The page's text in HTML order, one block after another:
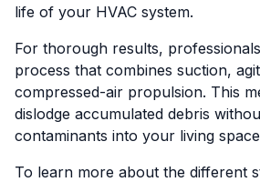
life of your HVAC system.
For thorough results,
process that combines suction,
compressed-air propulsion. This
dislodge accumulated debris
contaminants into your living
To learn more about the different